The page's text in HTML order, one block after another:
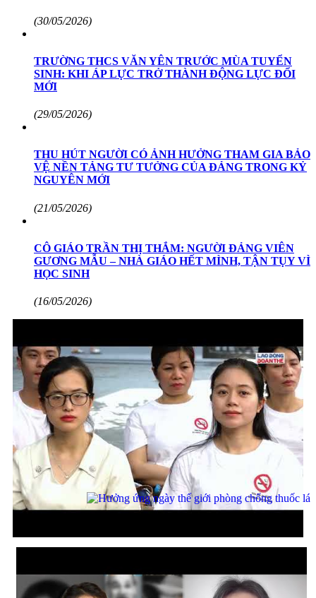
(30/05/2026)
TRƯỜNG THCS VĂN YÊN TRƯỚC MÙA TUYỂN
SINH: KHI ÁP LỰC TRỞ THÀNH ĐỘNG LỰC ĐỔI
MỚI
(29/05/2026)
THU HÚT NGƯỜI CÓ ẢNH HƯỞNG THAM GIA BẢO
VỆ NỀN TẢNG TƯ TƯỞNG CỦA ĐẢNG TRONG KỶ
NGUYÊN MỚI
(21/05/2026)
CÔ GIÁO TRẦN THỊ THẮM: NGƯỜI ĐẢNG VIÊN
GƯƠNG MẪU – NHÀ GIÁO HẾT MÌNH, TẬN TỤY VÌ
HỌC SINH
(16/05/2026)